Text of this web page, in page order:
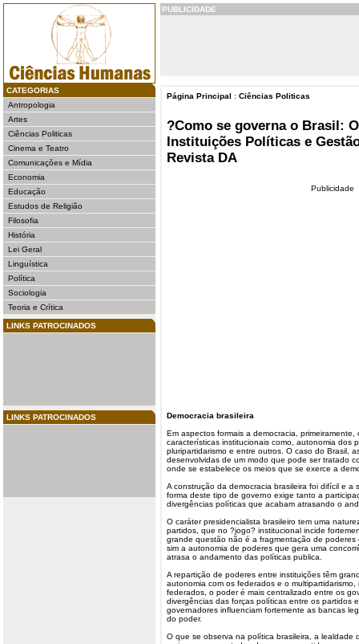
CATEGORIAS
Antropologia
Artes
Ciências Politicas
Cinema e Teatro
Comunicações e Mídia
Economia
Educação
Estudos de Religião
Filosofia
História
Lei Geral
Linguística
Política
Sociologia
Teoria e Crítica
LINKS PATROCINADOS
LINKS PATROCINADOS
PUBLICIDADE
Página Principal : Ciências Politicas
?Como se governa o Brasil:
Instituições Políticas e
Revista DA
Publicidade
Democracia brasileira
Em aspectos formais a democracia,
características institucionais como, autonomia dos
pluripartidarismo e entre outros. O caso do Brasil,
desenvolvidas de um modo que pode ser tratado
onde se estabelece os meios que se exerce a
A construção da democracia brasileira foi difícil e
forma deste tipo de governo exige tanto a
divergências políticas que acabam atrasando o
O caráter presidencialista brasileiro tem uma
partidos, que no ?jogo? institucional incide
grande questão não é a fragmentação de poderes
sim a autonomia de poderes que gera uma
atrasa o andamento das políticas publica.
A repartição de poderes entre instituições têm
autonomia com os federados e o multipartidarismo
federados, o poder é mais centralizado entre os
divergências das forças políticas entre os partidos
governadores influenciam fortemente as bancas
do poder.
O que se observa na política brasileira, a lealdade